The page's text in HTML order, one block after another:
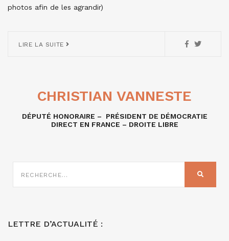
photos afin de les agrandir)
LIRE LA SUITE
CHRISTIAN VANNESTE
DÉPUTÉ HONORAIRE – PRÉSIDENT DE DÉMOCRATIE
DIRECT EN FRANCE – DROITE LIBRE
SUR
LETTRE D’ACTUALITÉ :